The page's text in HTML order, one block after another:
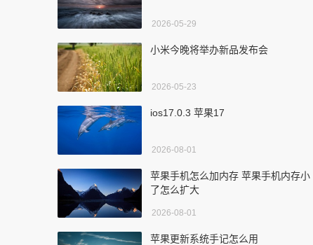
2026-05-29
小米今晚将举办新品发布会
2026-05-23
ios17.0.3 苹果17
2026-08-01
苹果手机怎么加内存 苹果手机内存小
了怎么扩大
2026-08-01
苹果更新系统手记怎么用